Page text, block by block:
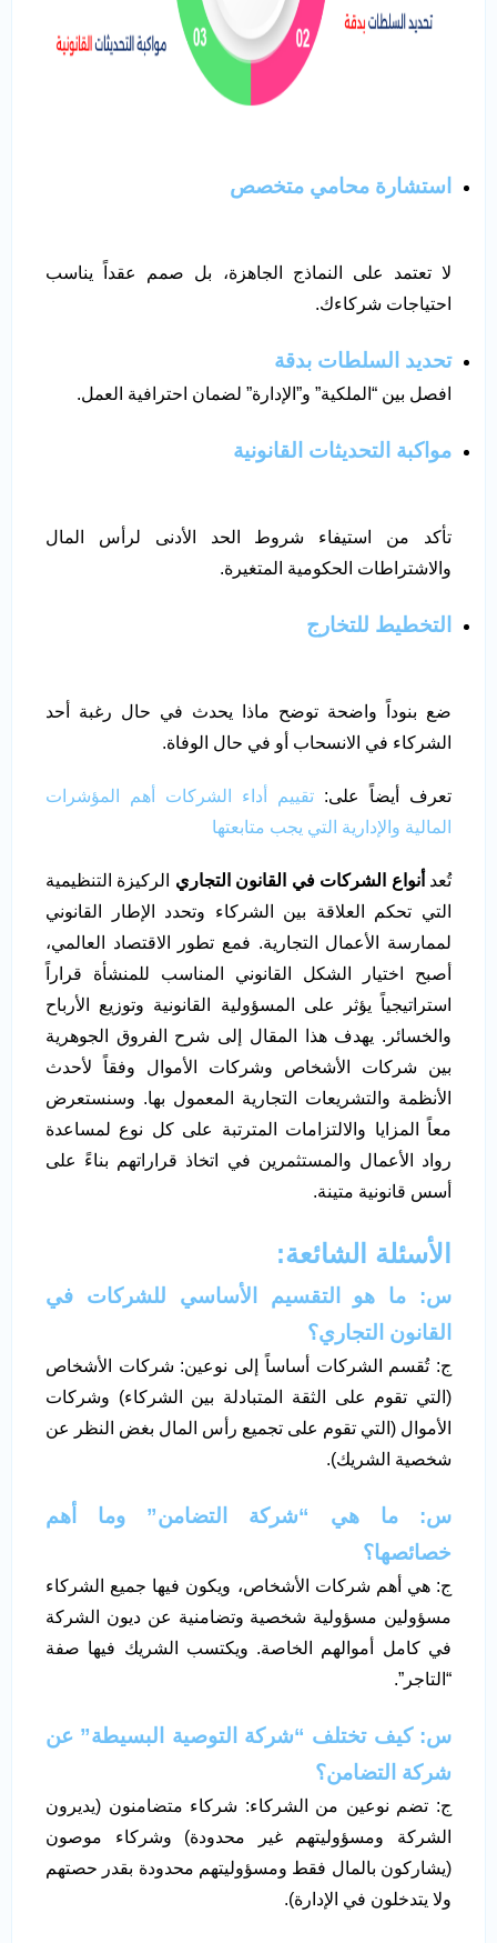
استشارة محامي متخصص
لا تعتمد على النماذج الجاهزة، بل صمم عقداً يناسب
احتياجات شركاءك.
تحديد السلطات بدقة
افصل بين “الملكية” و”الإدارة” لضمان احترافية العمل.
مواكبة التحديثات القانونية
تأكد من استيفاء شروط الحد الأدنى لرأس المال
والاشتراطات الحكومية المتغيرة.
التخطيط للتخارج
ضع بنوداً واضحة توضح ماذا يحدث في حال رغبة أحد
الشركاء في الانسحاب أو في حال الوفاة.
تعرف أيضاً على: تقييم أداء الشركات أهم المؤشرات
المالية والإدارية التي يجب متابعتها
تُعد أنواع الشركات في القانون التجاري الركيزة التنظيمية
التي تحكم العلاقة بين الشركاء وتحدد الإطار القانوني
لممارسة الأعمال التجارية. فمع تطور الاقتصاد العالمي،
أصبح اختيار الشكل القانوني المناسب للمنشأة قراراً
استراتيجياً يؤثر على المسؤولية القانونية وتوزيع الأرباح
والخسائر. يهدف هذا المقال إلى شرح الفروق الجوهرية
بين شركات الأشخاص وشركات الأموال وفقاً لأحدث
الأنظمة والتشريعات التجارية المعمول بها. وسنستعرض
معاً المزايا والالتزامات المترتبة على كل نوع لمساعدة
رواد الأعمال والمستثمرين في اتخاذ قراراتهم بناءً على
أسس قانونية متينة.
الأسئلة الشائعة:
س: ما هو التقسيم الأساسي للشركات في
القانون التجاري؟
ج: تُقسم الشركات أساساً إلى نوعين: شركات الأشخاص
(التي تقوم على الثقة المتبادلة بين الشركاء) وشركات
الأموال (التي تقوم على تجميع رأس المال بغض النظر عن
شخصية الشريك).
س: ما هي “شركة التضامن” وما أهم
خصائصها؟
ج: هي أهم شركات الأشخاص، ويكون فيها جميع الشركاء
مسؤولين مسؤولية شخصية وتضامنية عن ديون الشركة
في كامل أموالهم الخاصة. ويكتسب الشريك فيها صفة
“التاجر”.
س: كيف تختلف “شركة التوصية البسيطة” عن
شركة التضامن؟
ج: تضم نوعين من الشركاء: شركاء متضامنون (يديرون
الشركة ومسؤوليتهم غير محدودة) وشركاء موصون
(يشاركون بالمال فقط ومسؤوليتهم محدودة بقدر حصتهم
ولا يتدخلون في الإدارة).